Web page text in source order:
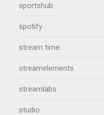
sportshub
spotify
stream time
streamelements
streamlabs
studio